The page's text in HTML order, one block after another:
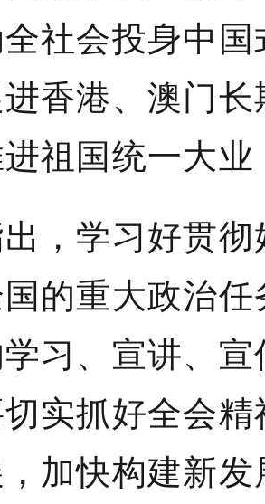
社会投身中
香港、澳门
祖国统一大
，学习好贯
的重大政治
习、宣讲、
实抓好全会
加快构建新